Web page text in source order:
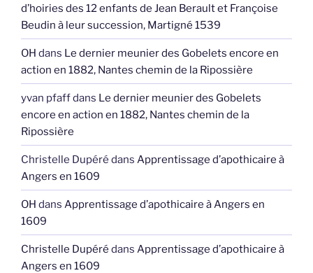
d’hoiries des 12 enfants de Jean Berault et Françoise
Beudin à leur succession, Martigné 1539
OH dans Le dernier meunier des Gobelets encore en
action en 1882, Nantes chemin de la Ripossière
yvan pfaffdans Le dernier meunier des Gobelets
encore en action en 1882, Nantes chemin de la
Ripossière
Christelle Dupéré dans Apprentissage d’apothicaire à
Angers en 1609
OH dans Apprentissage d’apothicaire à Angers en
1609
Christelle Dupéré dans Apprentissage d’apothicaire à
Angers en 1609